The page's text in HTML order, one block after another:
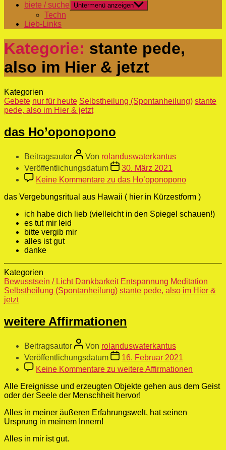
biete / suche
Untermenü anzeigen
Techn
Lieb-Links
Kategorie: stante pede,
also im Hier & jetzt
Kategorien
Gebete nur für heute Selbstheilung (Spontanheilung) stante
pede, also im Hier & jetzt
das Ho’oponopono
Beitragsautor Von rolanduswaterkantus
Veröffentlichungsdatum
30. März 2021
Keine Kommentare zu das Ho’oponopono
das Vergebungsritual aus Hawaii ( hier in Kürzestform )
ich habe dich lieb (vielleicht in den Spiegel schauen!)
es tut mir leid
bitte vergib mir
alles ist gut
danke
Kategorien
Bewusstsein / Licht Dankbarkeit Entspannung Meditation
Selbstheilung (Spontanheilung) stante pede, also im Hier &
jetzt
weitere Affirmationen
Beitragsautor Von rolanduswaterkantus
Veröffentlichungsdatum
16. Februar 2021
Keine Kommentare zu weitere Affirmationen
Alle Ereignisse und erzeugten Objekte gehen aus dem Geist
oder der Seele der Menschheit hervor!
Alles in meiner äußeren Erfahrungswelt, hat seinen
Ursprung in meinem Innern!
Alles in mir ist gut.